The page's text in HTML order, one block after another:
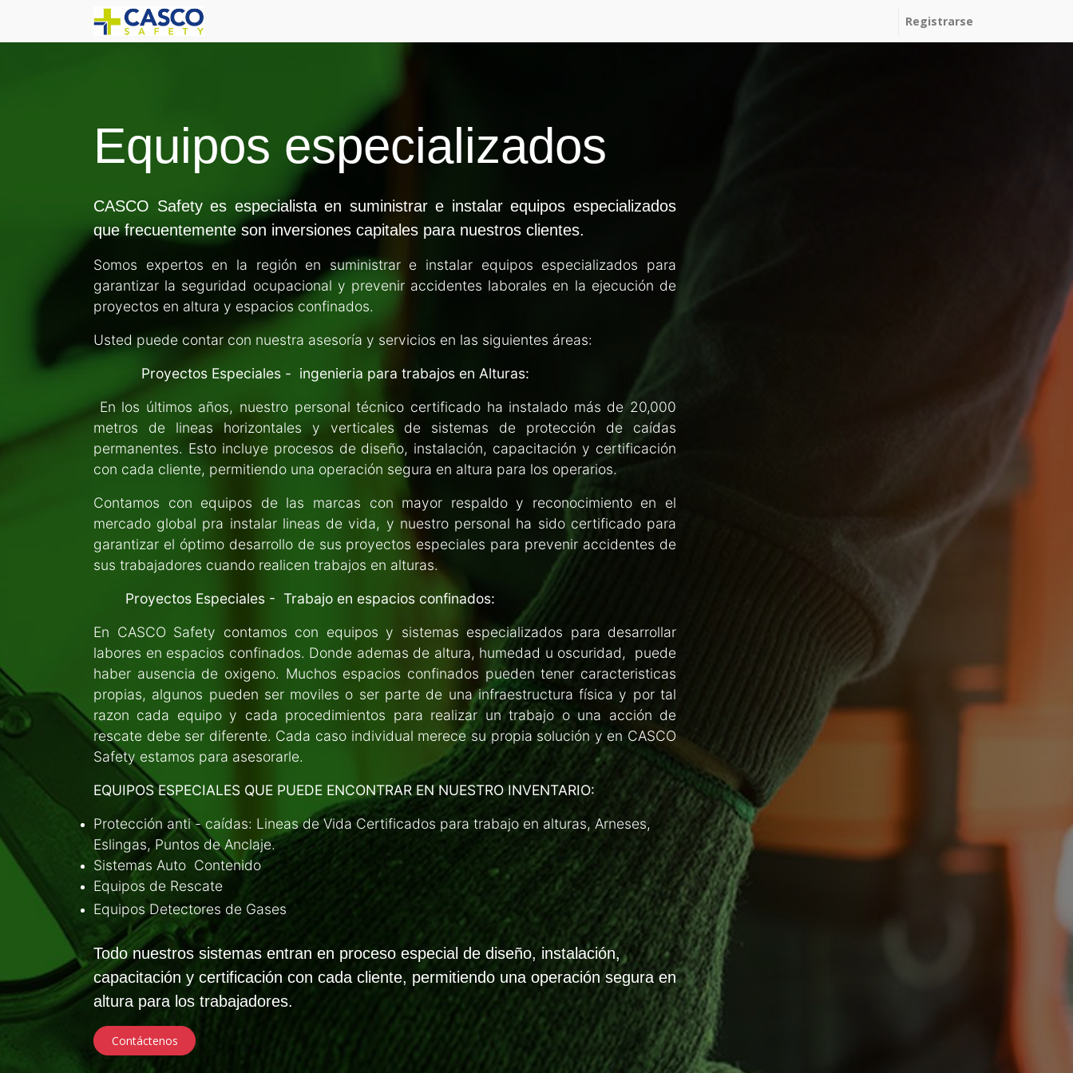
Registrarse
Equipos especializados
CASCO Safety es especialista en suministrar e instalar equipos especializados
que frecuentemente son inversiones capitales para nuestros clientes.
Somos expertos en la región en suministrar e instalar equipos especializados para
garantizar la seguridad ocupacional y prevenir accidentes laborales en la ejecución de
proyectos en altura y espacios confinados.
Usted puede contar con nuestra asesoría y servicios en las siguientes áreas:
Proyectos Especiales - ingenieria para trabajos en Alturas:
En los últimos años, nuestro personal técnico certificado ha instalado más de 20,000
metros de lineas horizontales y verticales de sistemas de protección de caídas
permanentes. Esto incluye procesos de diseño, instalación, capacitación y certificación
con cada cliente, permitiendo una operación segura en altura para los operarios.
Contamos con equipos de las marcas con mayor respaldo y reconocimiento en el
mercado global pra instalar lineas de vida, y nuestro personal ha sido certificado para
garantizar el óptimo desarrollo de sus proyectos especiales para prevenir accidentes de
sus trabajadores cuando realicen trabajos en alturas.
Proyectos Especiales - Trabajo en espacios confinados:
En CASCO Safety contamos con equipos y sistemas especializados para desarrollar
labores en espacios confinados. Donde ademas de altura, humedad u oscuridad, puede
haber ausencia de oxigeno. Muchos espacios confinados pueden tener caracteristicas
propias, algunos pueden ser moviles o ser parte de una infraestructura física y por tal
razon cada equipo y cada procedimientos para realizar un trabajo o una acción de
rescate debe ser diferente. Cada caso individual merece su propia solución y en CASCO
Safety estamos para asesorarle.
EQUIPOS ESPECIALES QUE PUEDE ENCONTRAR EN NUESTRO INVENTARIO:
Protección anti - caídas: Lineas de Vida Certificados para trabajo en alturas, Arneses,
Eslingas, Puntos de Anclaje.
Sistemas Auto Contenido
Equipos de Rescate
Equipos Detectores de Gases
Todo nuestros sistemas entran en proceso especial de diseño, instalación,
capacitación y certificación con cada cliente, permitiendo una operación segura en
altura para los trabajadores.
Contáctenos